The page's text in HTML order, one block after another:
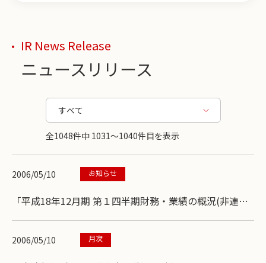
IR News Release
ニュースリリース
全1048件中 1031〜1040件目を表示
2006/05/10 お知らせ
「平成18年12月期 第１四半期財務・業績の概況(非連
2006/05/10 月次